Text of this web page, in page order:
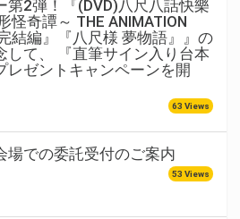
第2弾！『(DVD)八尺八話快樂
怪奇譚～ THE ANIMATION
結編』『八尺様 夢物語』』の
して、 『直筆サイン入り台本
レゼントキャンペーンを開
63 Views
場での委託受付のご案内
53 Views